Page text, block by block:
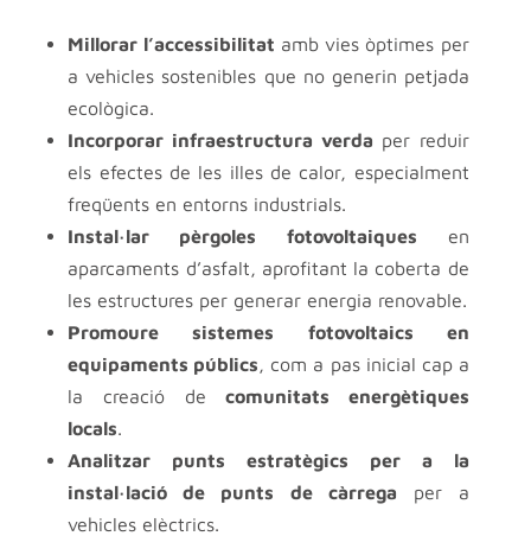
Millorar l’accessibilitat amb vies òptimes per
a vehicles sostenibles que no generin petjada
ecològica.
Incorporar infraestructura verda per reduir
els efectes de les illes de calor, especialment
freqüents en entorns industrials.
Instal·lar pèrgoles fotovoltaiques en
aparcaments d’asfalt, aprofitant la coberta de
les estructures per generar energia renovable.
Promoure sistemes fotovoltaics en
equipaments públics, com a pas inicial cap a
la creació decomunitats energètiques
locals.
Analitzar punts estratègics per a la
instal·lació de punts de càrrega per a
vehicles elèctrics.